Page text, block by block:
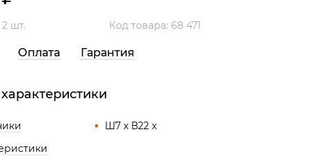
2 шт. Код товара: 68 471
Оплата Гарантия
Ш7 x В22 x